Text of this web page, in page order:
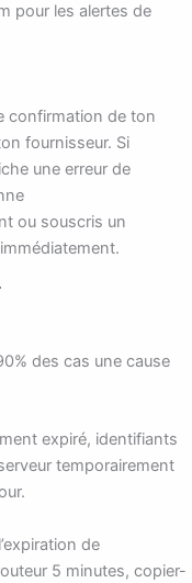
pour les alertes de
confirmation de ton
fournisseur. Si
une erreur de
ou souscris un
des cas une cause
expiré, identifiants
temporairement
de
5 minutes, copier-